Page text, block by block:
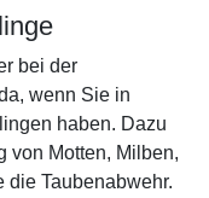
bei der
wenn Sie in
haben. Dazu
von Motten, Milben,
die Taubenabwehr.